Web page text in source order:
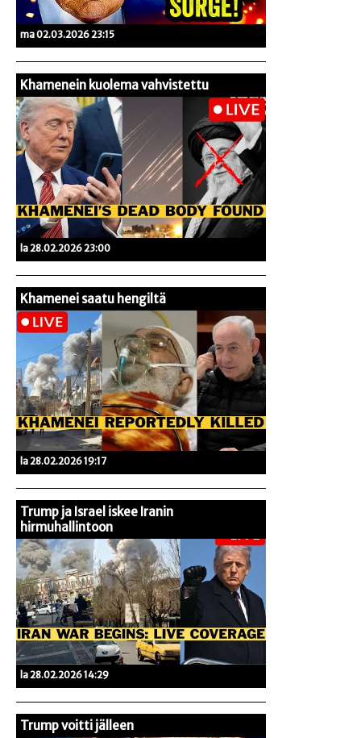
ma 02.03.2026 23:15
Khamenein kuolema vahvistettu
la 28.02.2026 23:00
Khamenei saatu hengiltä
la 28.02.2026 19:17
Trump ja Israel iskee Iranin
hirmuhallintoon
la 28.02.2026 14:29
Trump voitti jälleen